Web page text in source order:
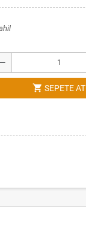
remove
shopping_cart SEPETE AT